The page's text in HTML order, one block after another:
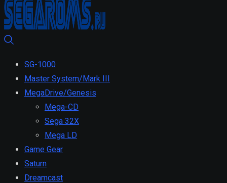
SG-1000
Master System/Mark III
MegaDrive/Genesis
Mega-CD
Sega 32X
Mega LD
Game Gear
Saturn
Dreamcast